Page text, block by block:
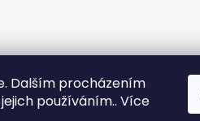
Dalším procházením
používáním.. Více